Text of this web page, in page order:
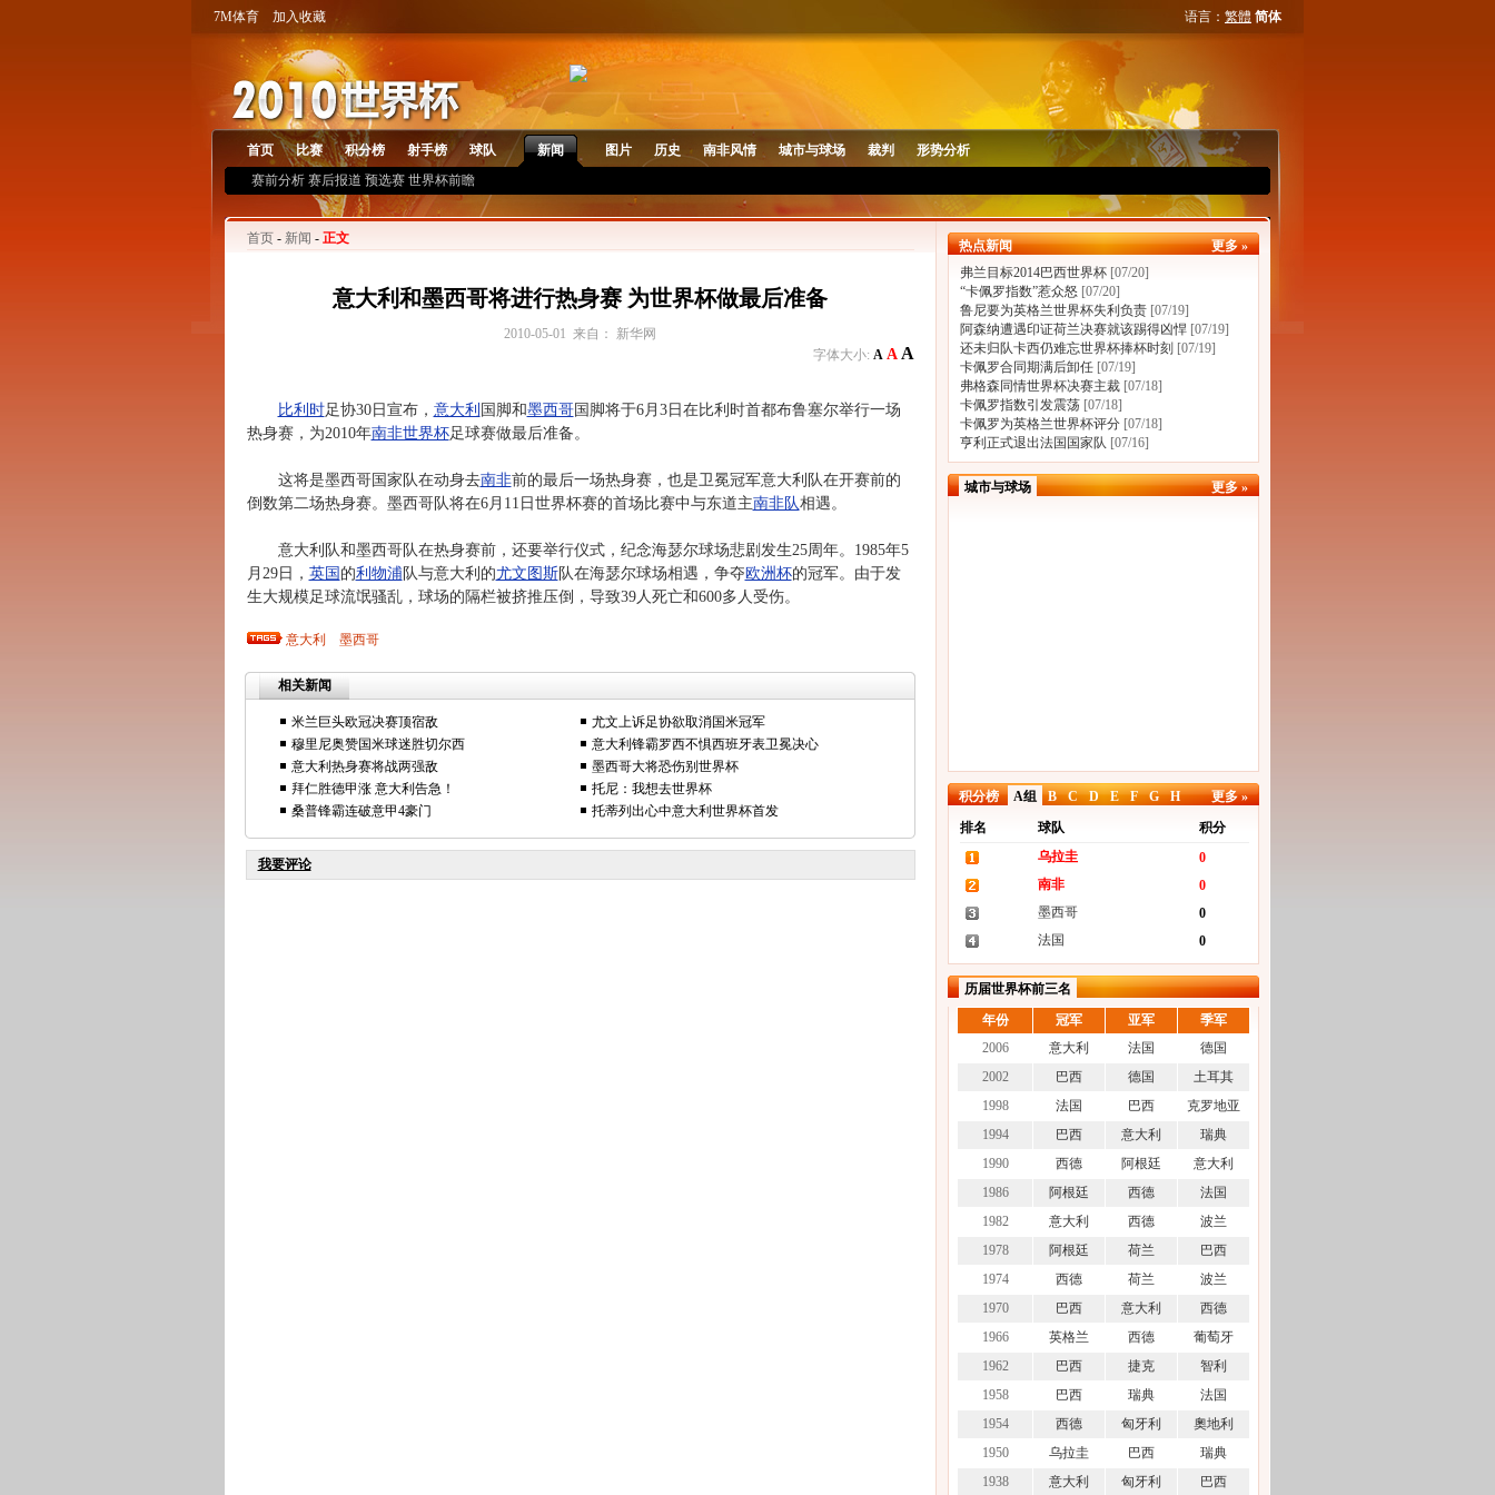
7M体育 加入收藏 语言： 繁體 简体
首页 比赛 积分榜 射手榜 球队 新闻 图片 历史 南非风情 城市与球场 裁判
形势分析
赛前分析 赛后报道 预选赛 世界杯前瞻
首页- 新闻 - 正文
意大利和墨西哥将进行热身赛 为世界杯做最后准备
2010-05-01 来自： 新华网
字体大小: A A A
比利时足协30日宣布， 意大利 国脚和墨西哥国脚将于6月3日在比利时首都布鲁塞尔举行一场
热身赛，为2010年南非世界杯足球赛做最后准备。
这将是墨西哥国家队在动身去南非前的最后一场热身赛，也是卫冕冠军意大利队在开赛前的
倒数第二场热身赛。墨西哥队将在6月11日世界杯赛的首场比赛中与东道主南非队相遇。
意大利队和墨西哥队在热身赛前，还要举行仪式，纪念海瑟尔球场悲剧发生25周年。1985年5
月29日， 英国 的利物浦 队与意大利的尤文图斯队在海瑟尔球场相遇，争夺欧洲杯的冠军。由于发
生大规模足球流氓骚乱，球场的隔栏被挤推压倒，导致39人死亡和600多人受伤。
意大利 墨西哥
相关新闻
米兰巨头欧冠决赛顶宿敌
尤文上诉足协欲取消国米冠军
穆里尼奥赞国米球迷胜切尔西
意大利锋霸罗西不惧西班牙表卫冕决心
意大利热身赛将战两强敌
墨西哥大将恐伤别世界杯
拜仁胜德甲涨 意大利告急！
托尼：我想去世界杯
桑普锋霸连破意甲4豪门
托蒂列出心中意大利世界杯首发
我要评论
热点新闻
更多 »
弗兰目标2014巴西世界杯 [07/20]
“卡佩罗指数”惹众怒 [07/20]
鲁尼要为英格兰世界杯失利负责 [07/19]
阿森纳遭遇印证荷兰决赛就该踢得凶悍 [07/19]
还未归队卡西仍难忘世界杯捧杯时刻 [07/19]
卡佩罗合同期满后卸任 [07/19]
弗格森同情世界杯决赛主裁 [07/18]
卡佩罗指数引发震荡 [07/18]
卡佩罗为英格兰世界杯评分 [07/18]
亨利正式退出法国国家队 [07/16]
城市与球场 更多 »
积分榜 A组 B C D E F G H
更多 »
排名
球队
积分
乌拉圭
0
南非
0
墨西哥
0
法国
0
历届世界杯前三名
年份
冠军 亚军
季军
2006
意大利 法国
德国
2002
巴西 德国
土耳其
1998
法国 巴西
克罗地亚
1994
巴西 意大利
瑞典
1990
西德 阿根廷
意大利
1986
阿根廷 西德
法国
1982
意大利 西德
波兰
1978
阿根廷 荷兰
巴西
1974
西德 荷兰
波兰
1970
巴西 意大利
西德
1966
英格兰 西德
葡萄牙
1962
巴西 捷克
智利
1958
巴西 瑞典
法国
1954
西德 匈牙利
奧地利
1950
乌拉圭 巴西
瑞典
1938
意大利 匈牙利 巴西